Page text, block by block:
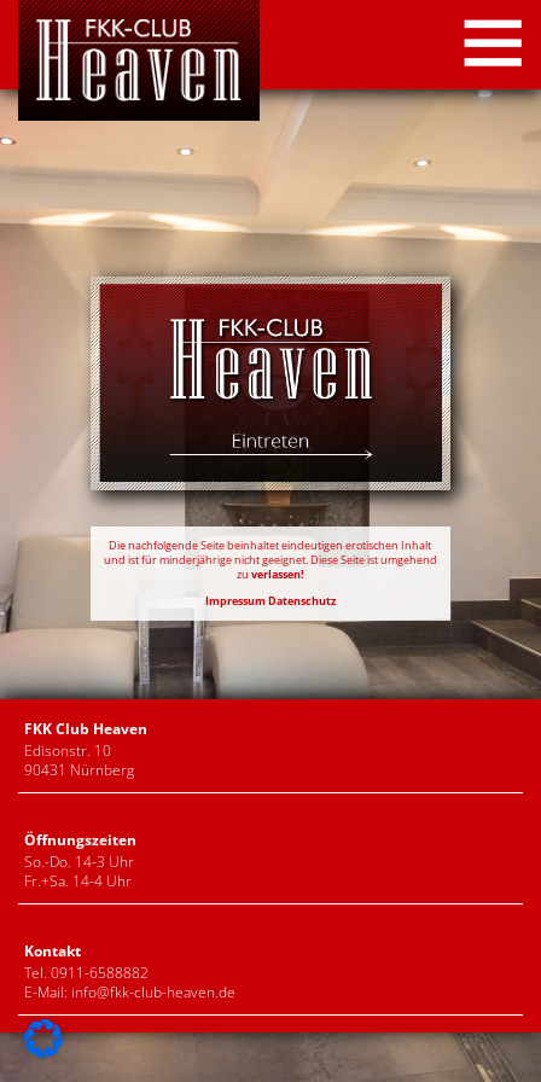
STARTSEITE
LOCATION
NEWS
KONTAKT
IMPRESSUM
DATENSCHUTZ
Die nachfolgende Seite beinhaltet eindeutigen erotischen Inhalt
und ist für minderjährige nicht geeignet. Diese Seite ist umgehend
zu verlassen!
Impressum Datenschutz
FKK Club Heaven
Edisonstr. 10
90431 Nürnberg
Öffnungszeiten
So.-Do. 14-3 Uhr
Fr.+Sa. 14-4 Uhr
Kontakt
Tel. 0911-6588882
E-Mail: info@fkk-club-heaven.de